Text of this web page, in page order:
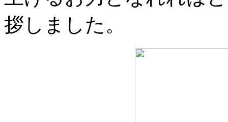
拶しました。